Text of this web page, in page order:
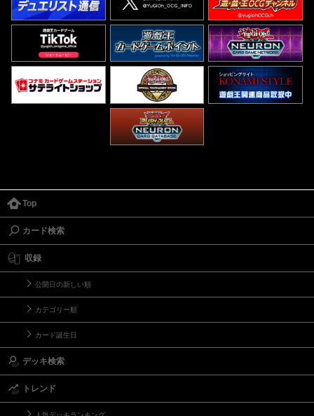
Top
カード検索
収録
公開日の新しい順
カテゴリー順
カード誕生日
デッキ検索
トレンド